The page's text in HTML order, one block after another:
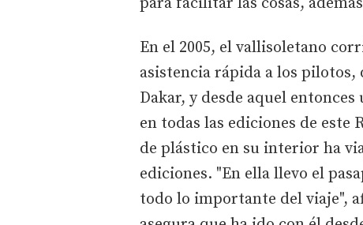
En el 2005, el vallisoletano
asistencia rápida a los pilotos,
Dakar, y desde aquel
en todas las ediciones de este
de plástico en su interior ha
ediciones. "En ella llevo el
todo lo importante del viaje",